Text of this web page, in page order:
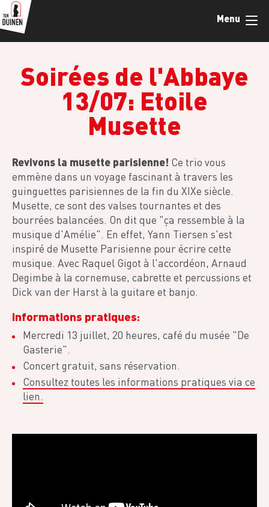
Skip
to
main
Menu
Soirées de l'Abbaye
13/07: Etoile
Musette
Revivons la musette parisienne! Ce trio vous
emmène dans un voyage fascinant à travers les
guinguettes parisiennes de la fin du XIXe siècle.
Musette, ce sont des valses tournantes et des
bourrées balancées. On dit que "ça ressemble à la
musique d'Amélie". En effet, Yann Tiersen s'est
inspiré de Musette Parisienne pour écrire cette
musique. Avec Raquel Gigot à l'accordéon, Arnaud
Degimbe à la cornemuse, cabrette et percussions et
Dick van der Harst à la guitare et banjo.
Informations pratiques:
Mercredi 13 juillet, 20 heures, café du musée "De
Gasterie".
Concert gratuit, sans réservation.
Consultez toutes les informations pratiques via ce
lien.